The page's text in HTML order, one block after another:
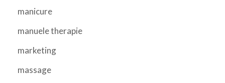
manicure
manuele therapie
marketing
massage